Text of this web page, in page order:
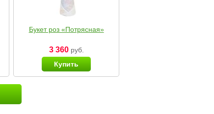
Букет роз «Потрясная»
3 360руб.
Купить